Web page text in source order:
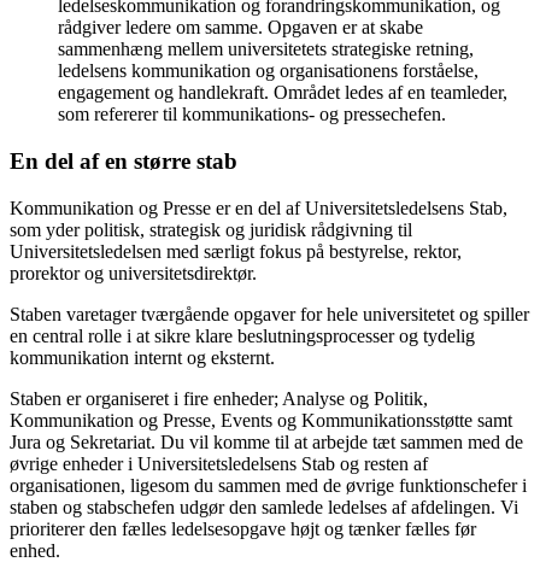
ledelseskommunikation og forandringskommunikation, og
rådgiver ledere om samme. Opgaven er at skabe
sammenhæng mellem universitetets strategiske retning,
ledelsens kommunikation og organisationens forståelse,
engagement og handlekraft. Området ledes af en teamleder,
som refererer til kommunikations- og pressechefen.
En del af en større stab
Kommunikation og Presse er en del af Universitetsledelsens Stab,
som yder politisk, strategisk og juridisk rådgivning til
Universitetsledelsen med særligt fokus på bestyrelse, rektor,
prorektor og universitetsdirektør.
Staben varetager tværgående opgaver for hele universitetet og spiller
en central rolle i at sikre klare beslutningsprocesser og tydelig
kommunikation internt og eksternt.
Staben er organiseret i fire enheder; Analyse og Politik,
Kommunikation og Presse, Events og Kommunikationsstøtte samt
Jura og Sekretariat. Du vil komme til at arbejde tæt sammen med de
øvrige enheder i Universitetsledelsens Stab og resten af
organisationen, ligesom du sammen med de øvrige funktionschefer i
staben og stabschefen udgør den samlede ledelses af afdelingen. Vi
prioriterer den fælles ledelsesopgave højt og tænker fælles før
enhed.